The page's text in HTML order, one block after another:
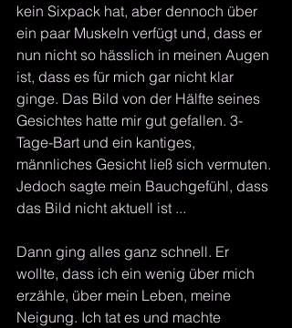
kein Sixpack hat, aber dennoch über
ein paar Muskeln verfügt und, dass er
nun nicht so hässlich in meinen Augen
ist, dass es für mich gar nicht klar
ginge. Das Bild von der Hälfte seines
Gesichtes hatte mir gut gefallen. 3-
Tage-Bart und ein kantiges,
männliches Gesicht ließ sich vermuten.
Jedoch sagte mein Bauchgefühl, dass
das Bild nicht aktuell ist ...
Dann ging alles ganz schnell. Er
wollte, dass ich ein wenig über mich
erzähle, über mein Leben, meine
Neigung. Ich tat es und machte